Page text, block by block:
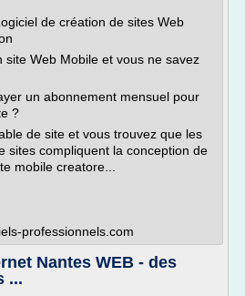
de création de sites Web
site Web Mobile et vous ne savez
un abonnement mensuel pour
?
de site et vous trouvez que les
sites compliquent la conception de
mobile creatore...
professionnels.com
Nantes WEB - des
...